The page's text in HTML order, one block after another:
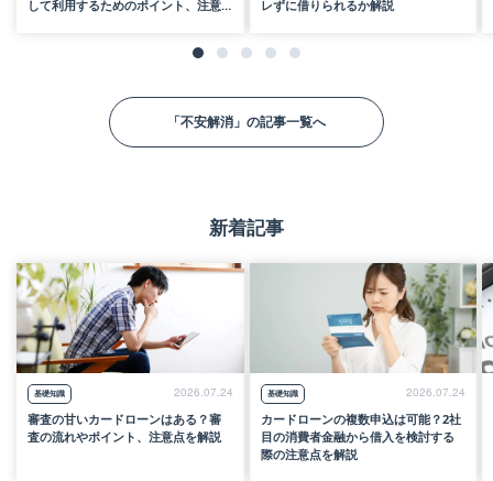
他社お借入
万円
ローンなどを除いたお借入金額をご入力
診断結果を見てみる
して利用するためのポイント、注意
レずに借りられるか解説
「不安解消」の記事一覧へ
新着記事
基礎知識 2026.07.24
審査の甘いカードローンはある？審
査の流れやポイント、注意点を解説
基礎知識 2026.07.24
カードローンの複数申込は可能？2社
目の消費者金融から借入を検討する
際の注意点を解説